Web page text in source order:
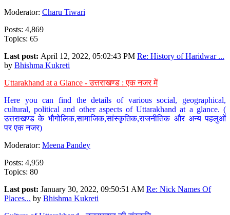
Moderator: Charu Tiwari
Posts: 4,869
Topics: 65
Last post: April 12, 2022, 05:02:43 PM Re: History of Haridwar ...
by Bhishma Kukreti
Uttarakhand at a Glance - उत्तराखण्ड : एक नजर में
Here you can find the details of various social, geographical,
cultural, political and other aspects of Uttarakhand at a glance. (
उत्तराखण्ड के भौगोलिक,सामाजिक,सांस्कृतिक,राजनीतिक और अन्य पहलुओं
पर एक नजर)
Moderator: Meena Pandey
Posts: 4,959
Topics: 80
Last post: January 30, 2022, 09:50:51 AM Re: Nick Names Of
Places... by Bhishma Kukreti